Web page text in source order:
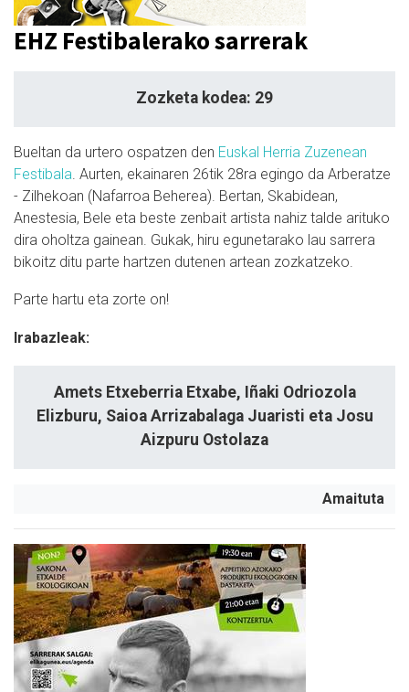
EHZ Festibalerako sarrerak
Zozketa kodea: 29
Bueltan da urtero ospatzen den Euskal Herria Zuzenean
Festibala . Aurten, ekainaren 26tik 28ra egingo da Arberatze
- Zilhekoan (Nafarroa Beherea). Bertan, Skabidean,
Anestesia, Bele eta beste zenbait artista nahiz talde arituko
dira oholtza gainean. Gukak, hiru egunetarako lau sarrera
bikoitz ditu parte hartzen dutenen artean zozkatzeko.
Parte hartu eta zorte on!
Irabazleak:
Amets Etxeberria Etxabe, Iñaki Odriozola
Elizburu, Saioa Arrizabalaga Juaristi eta Josu
Aizpuru Ostolaza
Amaituta